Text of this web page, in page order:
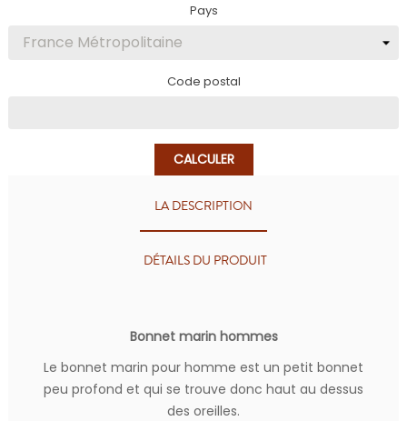
Pays
Code postal
CALCULER
LA DESCRIPTION
DÉTAILS DU PRODUIT
Bonnet marin hommes
Le bonnet marin pour homme est un petit bonnet
peu profond et qui se trouve donc haut au dessus
des oreilles.